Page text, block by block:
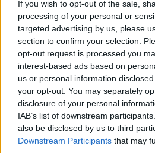
If you wish to opt-out of the sale,
processing of your personal or
targeted advertising by us, please
section to confirm your selection.
opt-out request is processed you
interest-based ads based on
us or personal information
your opt-out. You may separately
disclosure of your personal
IAB’s list of downstream
also be disclosed by us to third
Downstream Participants that may
Ο δολοφόνος ήθελε να
για αυτό και πυροβόλησε
τους. Ήθελε, δηλαδή, να
πόνο της απώλειας, έστω
δευτερόλεπτα πριν την